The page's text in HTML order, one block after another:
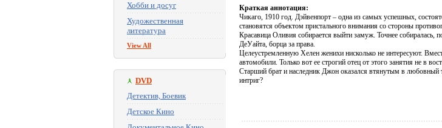
Хобби и досуг
Художественная
литература
View All
DVD
Детектив, Боевик
Детское Кино
Краткая аннотация:
Чикаго, 1910 год. Дэйвенпорт – одна из самых успешных,
становятся объектом пристального внимания со стороны
Красавица Оливия собирается выйти замуж. Точнее собиралась,
ДеУайта, борца за права.
Целеустремленную Хелен женихи нисколько не интересуют.
автомобили. Только вот ее строгий отец от этого занятия не в
Старший брат и наследник Джон оказался втянутым в любовный
интриг?